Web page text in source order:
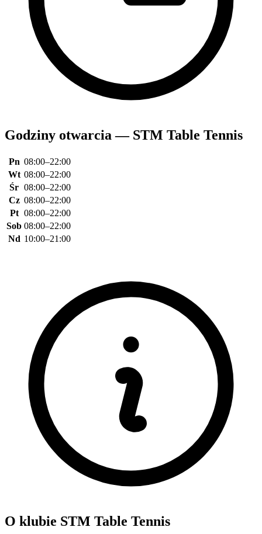
Godziny otwarcia — STM Table Tennis
Pn 08:00–22:00
Wt 08:00–22:00
Śr 08:00–22:00
Cz 08:00–22:00
Pt 08:00–22:00
Sob 08:00–22:00
Nd 10:00–21:00
O klubie STM Table Tennis